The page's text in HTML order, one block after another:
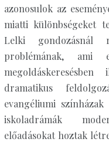
azonosulok az
miatti különbségeket
Lelki gondozásnál
problémának, ami
dramatikus
evangéliumi
iskoladrámák
előadásokat hoztak